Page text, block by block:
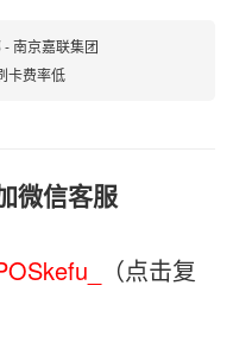
南京嘉联集团
卡费率低
微信客服
（点击复